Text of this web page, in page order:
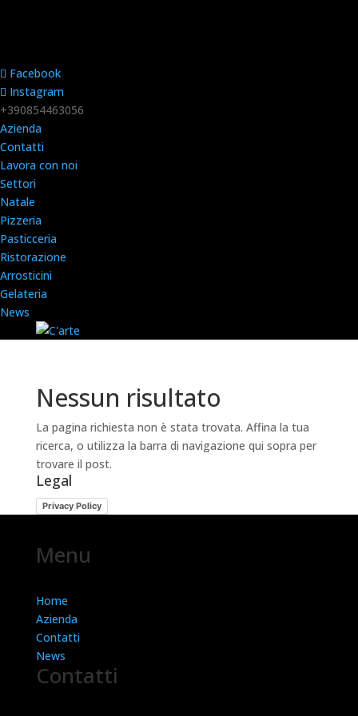
Facebook
Instagram
+390854463056
Azienda
Contatti
Lavora con noi
Settori
Natale
Pizzeria
Pasticceria
Ristorazione
Arrosticini
Gelateria
News
Nessun risultato
La pagina richiesta non è stata trovata. Affina la tua
ricerca, o utilizza la barra di navigazione qui sopra per
trovare il post.
Legal
Privacy Policy
Menu
Home
Azienda
Contatti
News
Contatti